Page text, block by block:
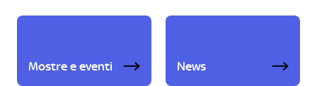
Mostre e eventi News